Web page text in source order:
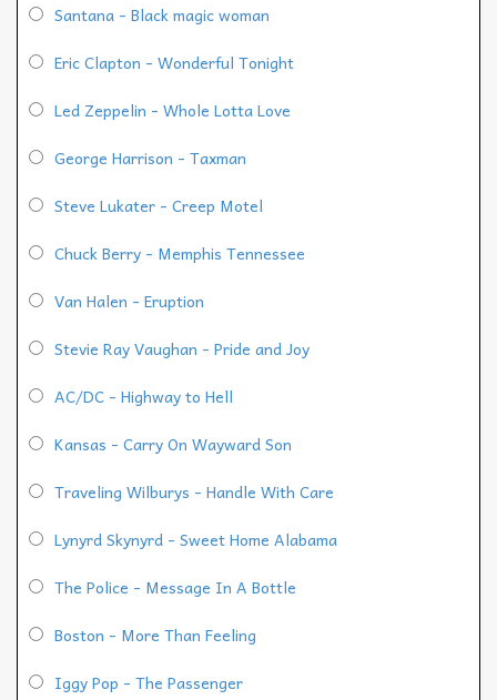
Santana - Black magic woman
Eric Clapton - Wonderful Tonight
Led Zeppelin - Whole Lotta Love
George Harrison - Taxman
Steve Lukater - Creep Motel
Chuck Berry - Memphis Tennessee
Van Halen - Eruption
Stevie Ray Vaughan - Pride and Joy
AC/DC - Highway to Hell
Kansas - Carry On Wayward Son
Traveling Wilburys - Handle With Care
Lynyrd Skynyrd - Sweet Home Alabama
The Police - Message In A Bottle
Boston - More Than Feeling
Iggy Pop - The Passenger